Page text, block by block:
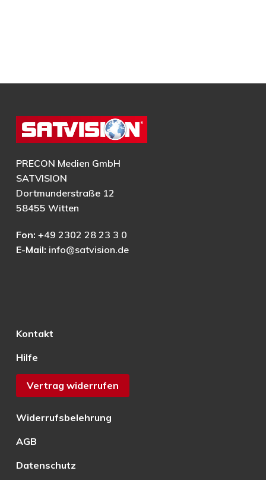
PRECON Medien GmbH
SATVISION
Dortmunderstraße 12
58455 Witten
Fon: +49 2302 28 23 3 0
E-Mail: info@satvision.de
Kontakt
Hilfe
Vertrag widerrufen
Widerrufsbelehrung
AGB
Datenschutz